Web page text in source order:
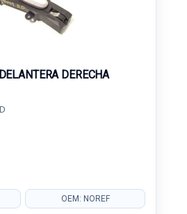
DERECHA
OEM: NOREF